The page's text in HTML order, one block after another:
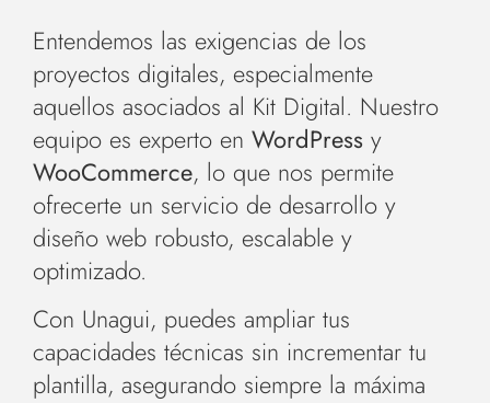
Entendemos las exigencias de los
proyectos digitales, especialmente
aquellos asociados al Kit Digital. Nuestro
equipo es experto en WordPress y
WooCommerce, lo que nos permite
ofrecerte un servicio de desarrollo y
diseño web robusto, escalable y
optimizado.
Con Unagui, puedes ampliar tus
capacidades técnicas sin incrementar tu
plantilla, asegurando siempre la máxima